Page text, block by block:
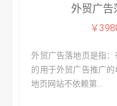
外贸广告
￥
外贸广告落地页是指
的用于外贸广告推广
地页网站不依赖第...